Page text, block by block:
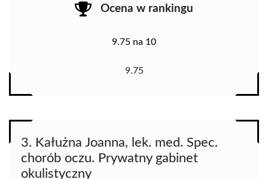
Ocena w rankingu
9.75 na 10
9.75
3. Kałużna Joanna, lek. med. Spec.
chorób oczu. Prywatny gabinet
okulistyczny